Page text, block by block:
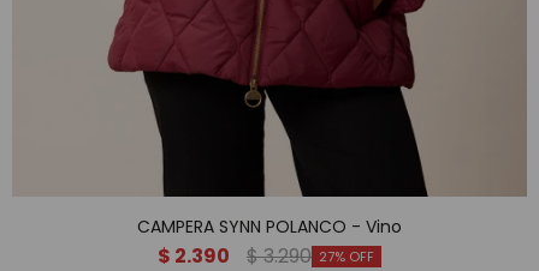
CAMPERA SYNN POLANCO - Vino
$ 2.390 $3.290 27